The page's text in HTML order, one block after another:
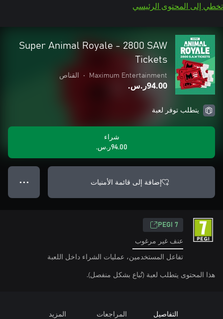
تخطي إلى المحتوى الرئيسي
Super Animal Royale - 2800 SAW
Tickets
Maximum Entertainment
• القناص
‪ر.س.‏‎94.00‬
يتطلب توفر لعبة
شراء
‪ر.س.‏‎94.00‬
إضافة إلى قائمة الأمنيات ● ● ●
PEGI 7
عنف غير مرغوب
تفاعل المستخدمين، عمليات الشراء داخل اللعبة
هذا المحتوى يتطلب لعبة (تُباع بشكل منفصل).
التفاصيل المراجعات المزيد